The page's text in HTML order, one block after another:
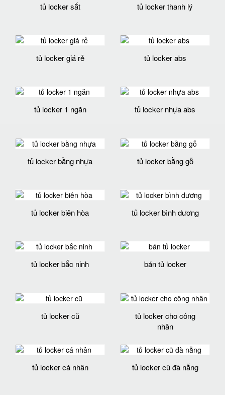
tủ locker sắt tủ locker thanh lý
tủ locker giá rẻ tủ locker abs
tủ locker 1 ngăn tủ locker nhựa abs
tủ locker bằng nhựa tủ locker bằng gỗ
tủ locker biên hòa tủ locker bình dương
tủ locker bắc ninh bán tủ locker
tủ locker cũ
tủ locker cho công
nhân
tủ locker cá nhân tủ locker cũ đà nẵng